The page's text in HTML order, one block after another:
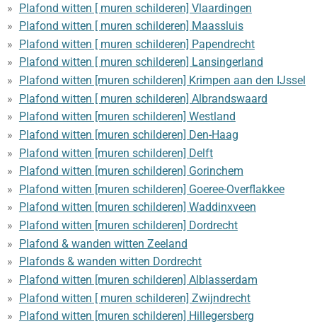
Plafond witten [ muren schilderen] Vlaardingen
Plafond witten [ muren schilderen] Maassluis
Plafond witten [ muren schilderen] Papendrecht
Plafond witten [ muren schilderen] Lansingerland
Plafond witten [muren schilderen] Krimpen aan den IJssel
Plafond witten [ muren schilderen] Albrandswaard
Plafond witten [muren schilderen] Westland
Plafond witten [muren schilderen] Den-Haag
Plafond witten [muren schilderen] Delft
Plafond witten [muren schilderen] Gorinchem
Plafond witten [muren schilderen] Goeree-Overflakkee
Plafond witten [muren schilderen] Waddinxveen
Plafond witten [muren schilderen] Dordrecht
Plafond & wanden witten Zeeland
Plafonds & wanden witten Dordrecht
Plafond witten [muren schilderen] Alblasserdam
Plafond witten [ muren schilderen] Zwijndrecht
Plafond witten [muren schilderen] Hillegersberg